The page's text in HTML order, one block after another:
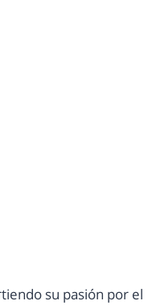
su pasión por el